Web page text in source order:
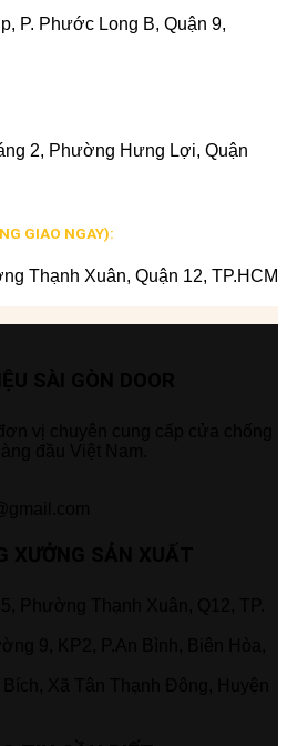
P. Phước Long B, Quận 9,
2, Phường Hưng Lợi, Quận
GIAO NGAY):
Thạnh Xuân, Quận 12, TP.HCM